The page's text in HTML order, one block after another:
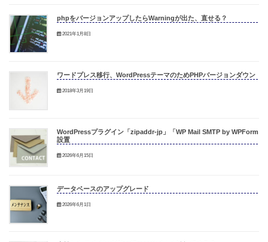
phpをバージョンアップしたらWarningが出た、直せる？
2021年1月8日
ワードプレス移行、WordPressテーマのためPHPバージョンダウン
2018年3月19日
WordPressプラグイン「zipaddr-jp」「WP Mail SMTP by WPForm」
設置
2026年6月15日
データベースのアップグレード
2026年6月1日